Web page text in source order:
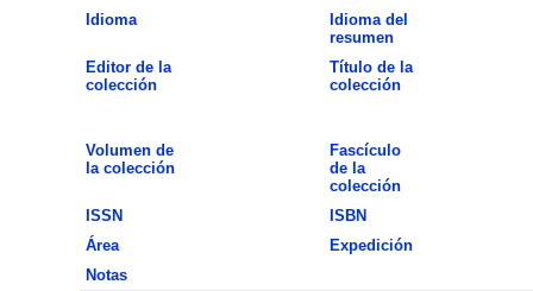
Idioma
Idioma del
resumen
Editor de la
colección
Título de la
colección
Volumen de
la colección
Fascículo
de la
colección
ISSN
ISBN
Área
Expedición
Notas